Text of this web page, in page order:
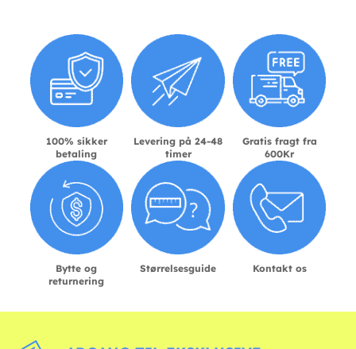
100% sikker
betaling
Levering på 24-48
timer
Gratis fragt fra
600Kr
Bytte og
returnering
Størrelsesguide Kontakt os